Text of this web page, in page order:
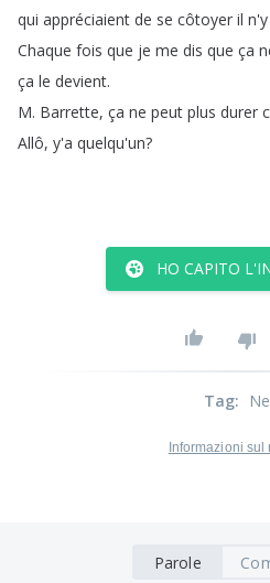
qui appréciaient de se côtoyer il n'y
Chaque fois que je me dis que ça
ça le devient.
M. Barrette, ça ne peut plus durer
Allô, y'a quelqu'un?
HO CAPITO
Tag:
Informazioni sul
Parole